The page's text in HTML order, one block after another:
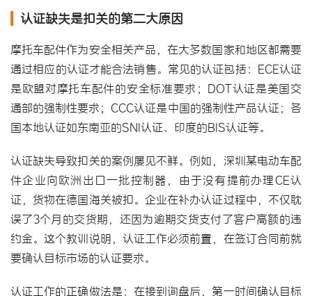
认证缺失是扣关的第二大原因
摩托车配件作为安全相关产品，在大多数国家和地区都需要
通过相应的认证才能合法销售。常见的认证包括：ECE认证
是欧盟对摩托车配件的安全标准要求；DOT认证是美国交
通部的强制性要求；CCC认证是中国的强制性产品认证；各
国本地认证如东南亚的SNI认证、印度的BIS认证等。
认证缺失导致扣关的案例屡见不鲜。例如，深圳某电动车配
件企业向欧洲出口一批控制器，由于没有提前办理CE认
证，货物在德国海关被扣。企业在补办认证过程中，不仅耽
误了3个月的交货期，还因为逾期交货支付了客户高额的违
约金。这个教训说明，认证工作必须前置，在签订合同前就
要确认目标市场的认证要求。
认证工作的正确做法是：在接到询盘后，第一时间确认目标